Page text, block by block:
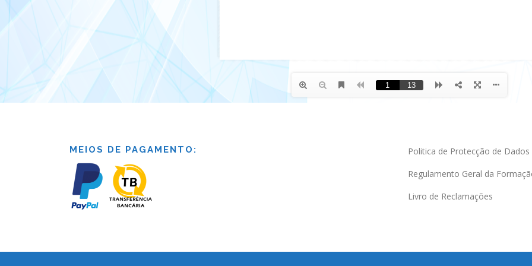
MEIOS DE PAGAMENTO:
Politica de Protecção de Dados
Regulamento Geral da
Livro de Reclamações